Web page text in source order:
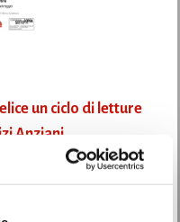
un ciclo di letture
Anziani
promosso dalla